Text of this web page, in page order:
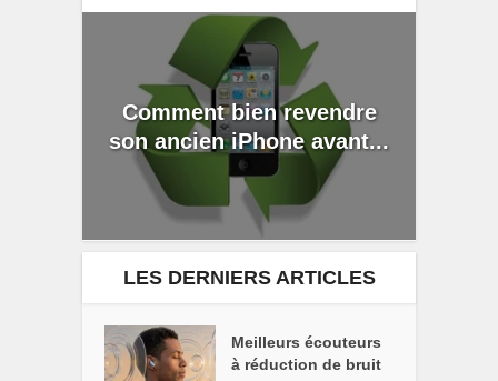
Comment bien revendre
son ancien iPhone avant...
LES DERNIERS ARTICLES
Meilleurs écouteurs
à réduction de bruit